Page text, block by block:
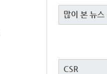
많이 본 뉴스
CSR